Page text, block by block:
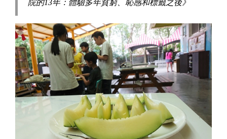
院的13年：體驗多年貧窮、恥感和標籤之後》